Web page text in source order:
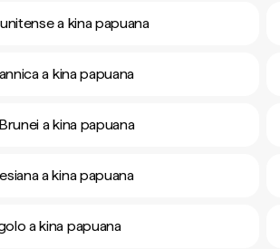
a kina papuana
a kina papuana
a kina papuana
a kina papuana
a kina papuana